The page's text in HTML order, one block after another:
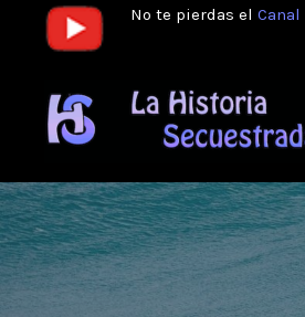
No te pierdas el Canal